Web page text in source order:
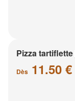
Pizza
Dès 11.50 €